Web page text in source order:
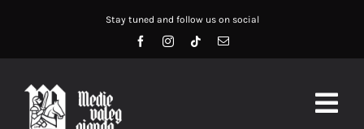
contenuto
Stay tuned and follow us on social